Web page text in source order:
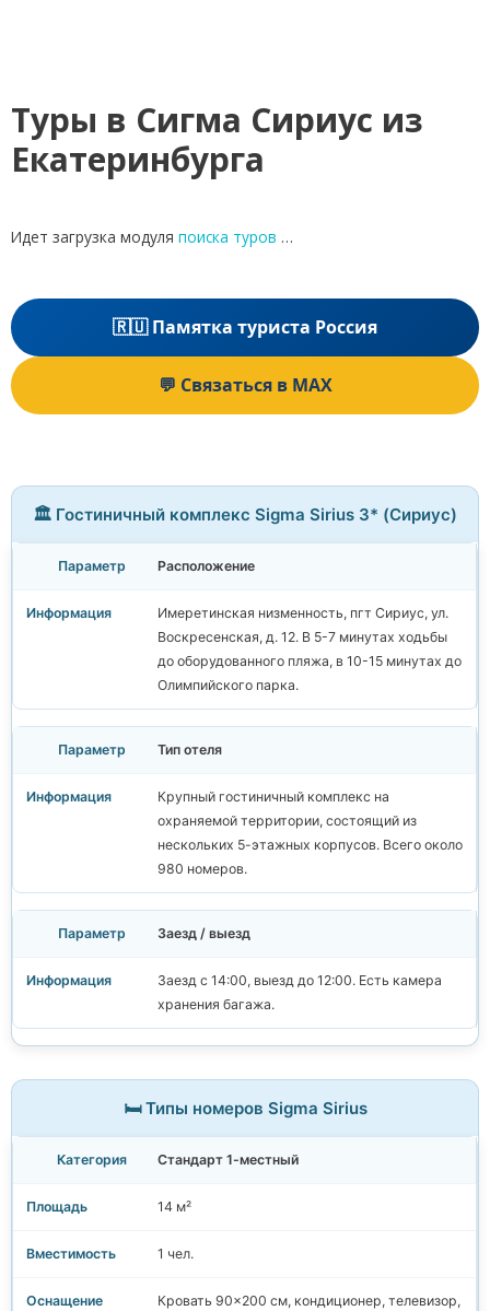
Туры в Сигма Сириус из
Екатеринбурга
Идет загрузка модуля поиска туров …
🇷🇺 Памятка туриста Россия
💬 Связаться в MAX
🏛️ Гостиничный комплекс Sigma Sirius 3* (Сириус)
Расположение
Имеретинская низменность, пгт Сириус, ул.
Воскресенская, д. 12. В 5-7 минутах ходьбы
до оборудованного пляжа, в 10-15 минутах до
Олимпийского парка.
Тип отеля
Крупный гостиничный комплекс на
охраняемой территории, состоящий из
нескольких 5-этажных корпусов. Всего около
980 номеров.
Заезд / выезд
Заезд с 14:00, выезд до 12:00. Есть камера
хранения багажа.
🛏️ Типы номеров Sigma Sirius
Стандарт 1-местный
14 м²
1 чел.
Кровать 90×200 см, кондиционер, телевизор,